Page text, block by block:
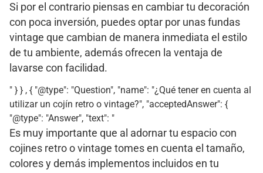
Si por el contrario piensas en cambiar tu decoración
con poca inversión, puedes optar por unas fundas
vintage que cambian de manera inmediata el estilo
de tu ambiente, además ofrecen la ventaja de
lavarse con facilidad.
" } } , { "@type": "Question", "name": "¿Qué tener en cuenta al
utilizar un cojín retro o vintage?", "acceptedAnswer": {
"@type": "Answer", "text": "
Es muy importante que al adornar tu espacio con
cojines retro o vintage tomes en cuenta el tamaño,
colores y demás implementos incluidos en tu